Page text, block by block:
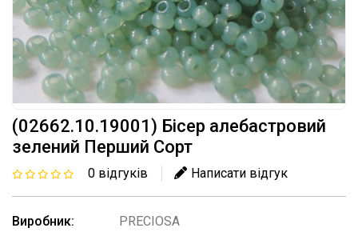
(02662.10.19001) Бісер алебастровий
зелений Перший Сорт
0 відгуків Написати відгук
Виробник:
PRECIOSA